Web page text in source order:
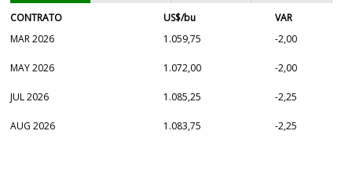
CONTRATO
US$/bu
VAR
MAR 2026
1.059,75 -2,00
MAY 2026 1.072,00 -2,00
JUL 2026 1.085,25 -2,25
AUG 2026 1.083,75 -2,25